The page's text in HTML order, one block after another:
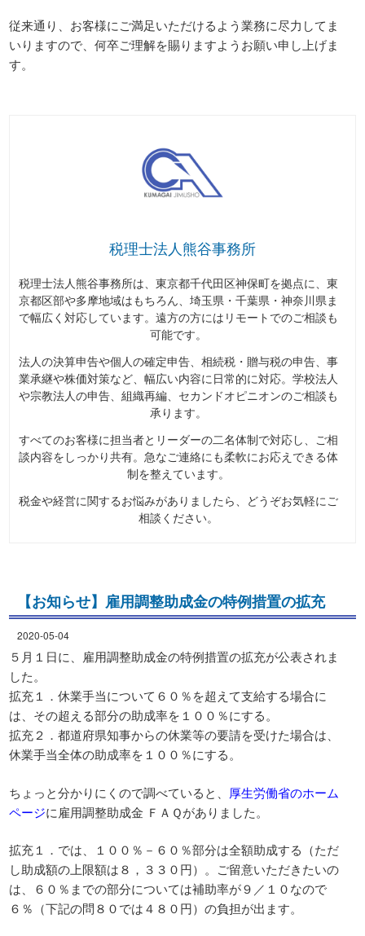
従来通り、お客様にご満足いただけるよう業務に尽力してま
いりますので、何卒ご理解を賜りますようお願い申し上げま
す。
税理士法人熊谷事務所
税理士法人熊谷事務所は、東京都千代田区神保町を拠点に、東
京都区部や多摩地域はもちろん、埼玉県・千葉県・神奈川県ま
で幅広く対応しています。遠方の方にはリモートでのご相談も
可能です。
法人の決算申告や個人の確定申告、相続税・贈与税の申告、事
業承継や株価対策など、幅広い内容に日常的に対応。学校法人
や宗教法人の申告、組織再編、セカンドオピニオンのご相談も
承ります。
すべてのお客様に担当者とリーダーの二名体制で対応し、ご相
談内容をしっかり共有。急なご連絡にも柔軟にお応えできる体
制を整えています。
税金や経営に関するお悩みがありましたら、どうぞお気軽にご
相談ください。
【お知らせ】雇用調整助成金の特例措置の拡充
2020-05-04
５月１日に、雇用調整助成金の特例措置の拡充が公表されま
した。
拡充１．休業手当について６０％を超えて支給する場合に
は、その超える部分の助成率を１００％にする。
拡充２．都道府県知事からの休業等の要請を受けた場合は、
休業手当全体の助成率を１００％にする。
ちょっと分かりにくので調べていると、 厚生労働省のホーム
ページに雇用調整助成金 ＦＡＱがありました。
拡充１．では、１００％－６０％部分は全額助成する（ただ
し助成額の上限額は８，３３０円）。ご留意いただきたいの
は、６０％までの部分については補助率が９／１０なので
６％（下記の問８０では４８０円）の負担が出ます。